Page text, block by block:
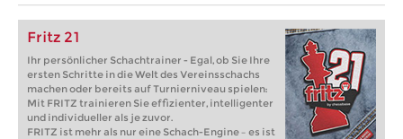
Fritz 21
Ihr persönlicher Schachtrainer - Egal, ob Sie Ihre
ersten Schritte in die Welt des Vereinsschachs
machen oder bereits auf Turnierniveau spielen:
Mit FRITZ trainieren Sie effizienter, intelligenter
und individueller als je zuvor.
FRITZ ist mehr als nur eine Schach-Engine – es ist